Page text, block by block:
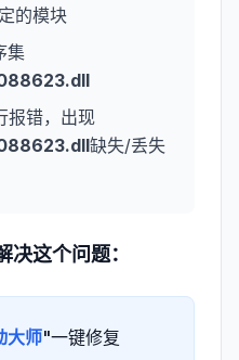
的模块
集
报错，出现
缺失/丢失
这个问题：
大师"一键修复